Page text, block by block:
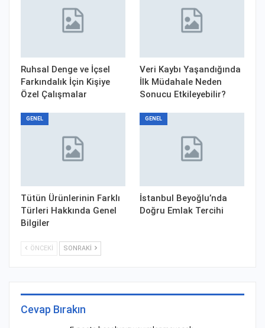
Ruhsal Denge ve İçsel
Farkındalık İçin Kişiye
Özel Çalışmalar
Veri Kaybı Yaşandığında
İlk Müdahale Neden
Sonucu Etkileyebilir?
GENEL
Tütün Ürünlerinin Farklı
Türleri Hakkında Genel
Bilgiler
GENEL
İstanbul Beyoğlu’nda
Doğru Emlak Tercihi
ÖNCEKI SONRAKI
Cevap Bırakın